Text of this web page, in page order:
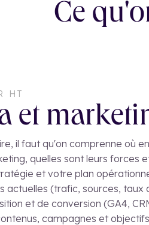
Ce
HT
et
il faut qu'on comprenne où
quelles sont leurs forces
et votre plan
actuelles (trafic, sources, taux
et de conversion (GA4,
campagnes et